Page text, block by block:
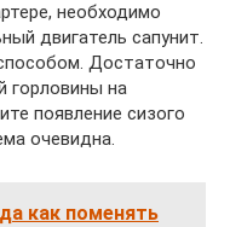
необходимо
двигатель сапунит.
Достаточно
горловины на
появление сизого
очевидна.
как поменять